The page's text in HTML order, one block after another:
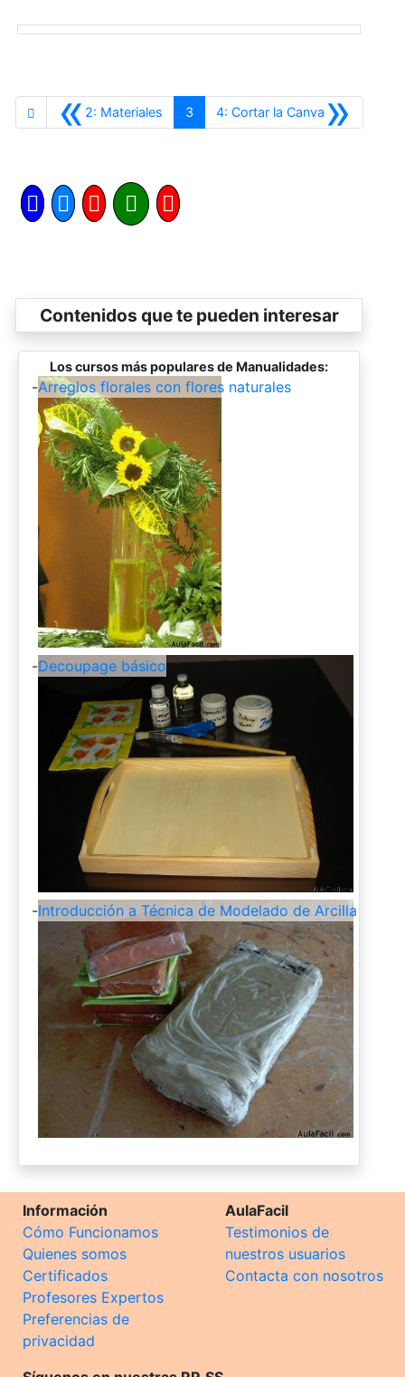
«2: MaterialesAnterior
3 »
4: Cortar la CanvaSiguiente
Contenidos que te pueden interesar
Los cursos más populares de Manualidades:
-Arreglos florales con flores naturales
-Decoupage básico
-Introducción a Técnica de Modelado de Arcilla
Información
Cómo Funcionamos
Quienes somos
Certificados
Profesores Expertos
Preferencias de
privacidad
AulaFacil
Testimonios de
nuestros usuarios
Contacta con nosotros